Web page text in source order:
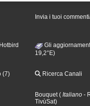
Invia i tuoi
Gli
19,2°E)
(7) Ricerca Canali
Bouquet( Italiano -
TivùSat)